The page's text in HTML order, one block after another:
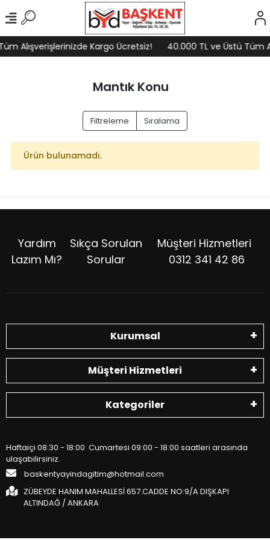
Alışverişlerinizde Kargo Ücretsiz! 40.000 TL ve Üstü Tüm
Mantık Konu
Filtreleme Sıralama
Ürün bulunamadı.
Yardım
Lazım Mı?
Sıkça Sorulan
Sorular
Müşteri Hizmetleri
0312 341 42 86
Kurumsal
Müşteri Hizmetleri
Kategoriler
Haftaiçi 08:30 - 18:00 Cumartesi 09:00 - 18:00 saatleri arasında
ulaşabilirsiniz.
baskentyayindagitim@hotmail.com
ZÜBEYDE HANIM MAHALLESİ 657.CADDE NO:9/A DIŞKAPI
ALTINDAĞ / ANKARA